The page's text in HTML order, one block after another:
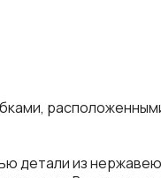
детали из